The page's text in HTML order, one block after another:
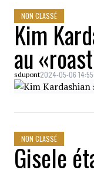
NON CLASSÉ
Kim
au
sdupont2024-05-06
NON CLASSÉ
Gisele